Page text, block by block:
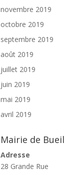
novembre 2019
octobre 2019
septembre 2019
août 2019
juillet 2019
juin 2019
mai 2019
avril 2019
Mairie de Bueil
Adresse
28 Grande Rue